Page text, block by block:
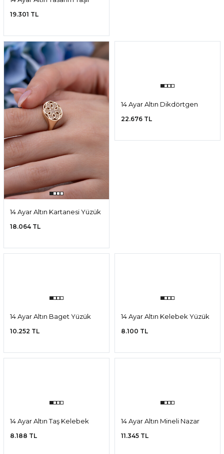
14 Ayar Altın Tasarım Taşlı
Yüzük
19.301 TL
14 Ayar Altın Taşlı Yonca
Yüzük
18.273 TL
14 Ayar Altın Kartanesi Yüzük
18.064 TL
14 Ayar Altın Dikdörtgen
Yüzük
22.676 TL